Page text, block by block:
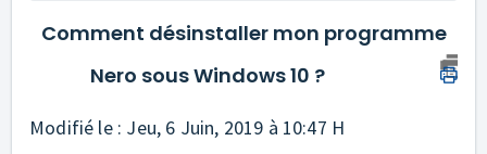
Comment désinstaller mon programme
Nero sous Windows 10 ?
Modifié le : Jeu, 6 Juin, 2019 à 10:47 H